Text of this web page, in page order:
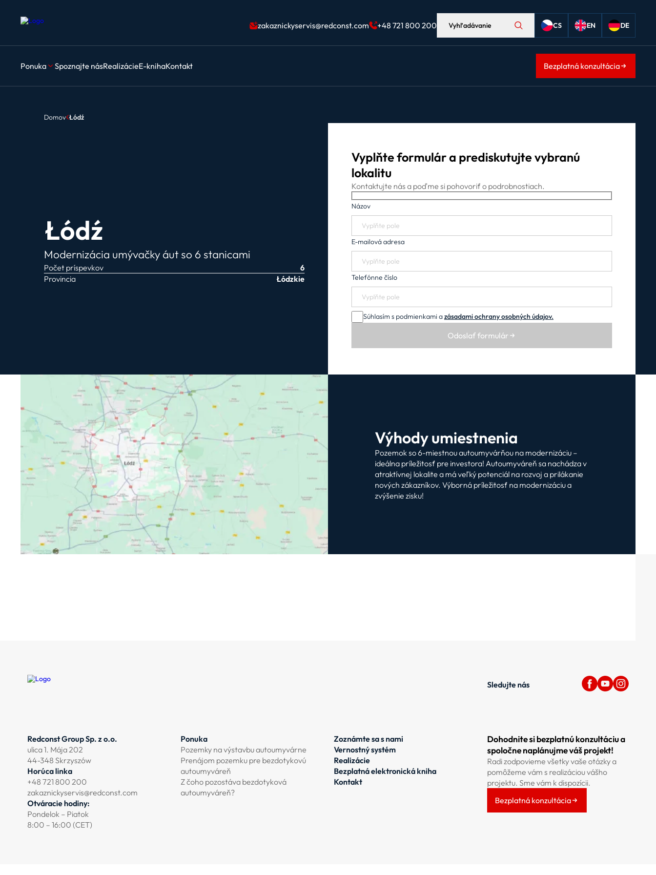
zakaznickyservis@redconst.com +48 721 800 200 Vyhľadávanie CS EN DE
Ponuka Spoznajte násRealizácieE-knihaKontakt Bezplatná konzultácia
Domov Łódź
Łódź
Modernizácia umývačky áut so 6 stanicami
Počet príspevkov
6
Provincia
Łódzkie
Vyplňte formulár a prediskutujte vybranú
lokalitu
Kontaktujte nás a poďme si pohovoriť o podrobnostiach.
Názov
E-mailová adresa
Telefónne číslo
Súhlasím s podmienkami azásadami ochrany osobných údajov.
Odoslať formulár
Výhody umiestnenia
Pozemok so 6-miestnou autoumyvárňou na modernizáciu –
ideálna príležitosť pre investora! Autoumyváreň sa nachádza v
atraktívnej lokalite a má veľký potenciál na rozvoj a prilákanie
nových zákazníkov. Výborná príležitosť na modernizáciu a
zvýšenie zisku!
Sledujte nás
Redconst Group Sp. z o.o.
ulica 1. Mája 202
44-348 Skrzyszów
Horúca linka
+48 721 800 200
zakaznickyservis@redconst.com
Otváracie hodiny:
Pondelok – Piatok
8:00 – 16:00 (CET)
Ponuka
Pozemky na výstavbu autoumyvárne
Prenájom pozemku pre bezdotykovú
autoumyváreň
Z čoho pozostáva bezdotyková
autoumyváreň?
Zoznámte sa s nami
Vernostný systém
Realizácie
Bezplatná elektronická kniha
Kontakt
Dohodnite si bezplatnú konzultáciu a
spoločne naplánujme váš projekt!
Radi zodpovieme všetky vaše otázky a
pomôžeme vám s realizáciou vášho
projektu. Sme vám k dispozícii.
Bezplatná konzultácia